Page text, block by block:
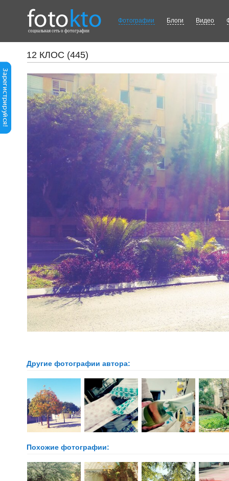
cоциальная сеть о фотографии
Фотографии Блоги Видео
12 КЛОС (445)
Другие фотографии автора:
Похожие фотографии: